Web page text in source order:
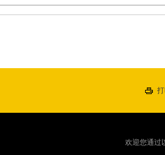
欢迎您通过